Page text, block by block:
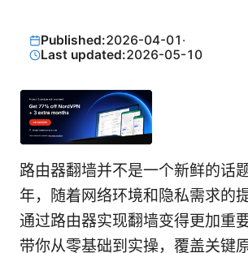
Published:2026-04-01 ·
Last updated:2026-05-10
路由器翻墙并不是一个新鲜的话
年，随着网络环境和隐私需求的
通过路由器实现翻墙变得更加重
带你从零基础到实操，覆盖关键